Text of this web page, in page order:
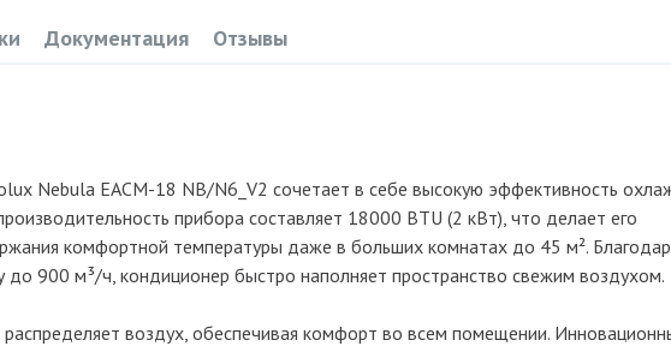
Документация Отзывы
Nebula EACM-18 NB/N6_V2 сочетает в себе высокую эффективность
прибора составляет 18000 BTU (2 кВт), что делает его
комфортной температуры даже в больших комнатах до 45 м².
до 900 м³/ч, кондиционер быстро наполняет пространство свежим воздухом.
воздух, обеспечивая комфорт во всем помещении.